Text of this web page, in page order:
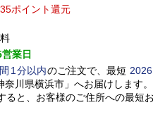
ポイント還元
業日
1 分以内のご注文で、最短 2026
奈川県横浜市」 へお届けします。
ると、お客様のご住所への最短